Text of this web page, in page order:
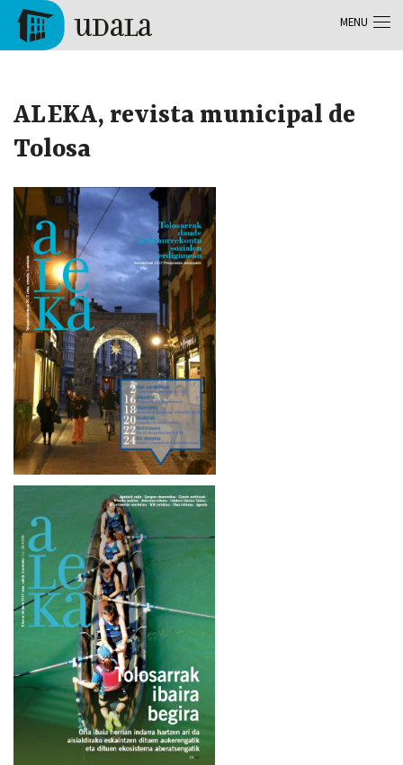
Aller au contenu principal
ALEKA, revista municipal de
Tolosa
MENU